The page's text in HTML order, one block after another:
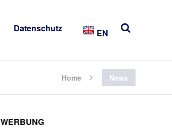
Datenschutz EN
Home News
WERBUNG